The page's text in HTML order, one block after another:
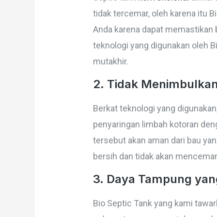
tidak tercemar, oleh karena itu
Anda karena dapat
teknologi yang digunakan oleh
mutakhir.
2. Tidak
Berkat teknologi yang
penyaringan limbah kotoran
tersebut akan aman dari bau
bersih dan tidak akan
3. Daya Tampung
Bio Septic Tank yang kami